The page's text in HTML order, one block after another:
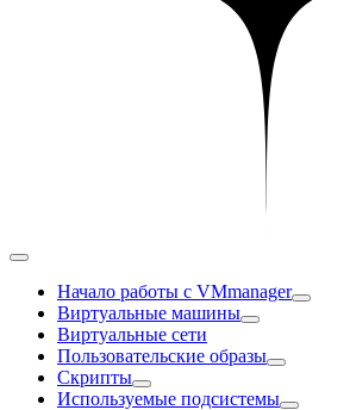
Начало работы с VMmanager
Виртуальные машины
Виртуальные сети
Пользовательские образы
Скрипты
Используемые подсистемы